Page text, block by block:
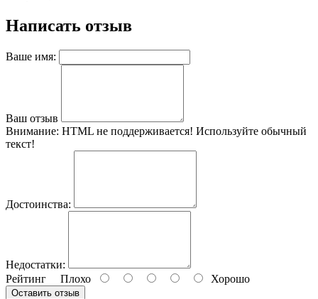
Написать отзыв
Ваше имя:
Ваш отзыв
Внимание: HTML не поддерживается! Используйте обычный
текст!
Достоинства:
Недостатки:
Рейтинг Плохо Хорошо
Оставить отзыв